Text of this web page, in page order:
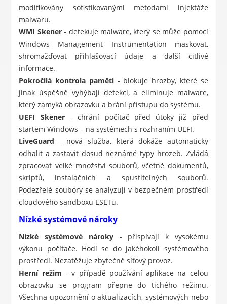
modifikovány sofistikovanými metodami injektáže
malwaru.
WMI Skener- detekuje malware, který se může pomocí
Windows Management Instrumentation maskovat,
shromažďovat přihlašovací údaje a další citlivé
informace.
Pokročilá kontrola paměti- blokuje hrozby, které se
jinak úspěšně vyhýbají detekci, a eliminuje malware,
který zamyká obrazovku a brání přístupu do systému.
UEFI Skener- chrání počítač před útoky již před
startem Windows – na systémech s rozhraním UEFI.
LiveGuard - nová služba, která dokáže automaticky
odhalit a zastavit dosud neznámé typy hrozeb. Zvládá
zpracovat velké množství souborů, včetně dokumentů,
skriptů, instalačních a spustitelných souborů.
Podezřelé soubory se analyzují v bezpečném prostředí
cloudového sandboxu ESETu.
Nízké systémové nároky
Nízké systémové nároky- přispívají k vysokému
výkonu počítače. Hodí se do jakéhokoli systémového
prostředí. Nezatěžuje zbytečně síťový provoz.
Herní režim - v případě používání aplikace na celou
obrazovku se program přepne do tichého režimu.
Všechna upozornění o aktualizacích, systémových nebo